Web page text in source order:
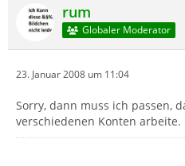
rum
Globaler Moderator
23. Januar 2008 um 11:04
Sorry, dann muss ich passen,
verschiedenen Konten arbeite.